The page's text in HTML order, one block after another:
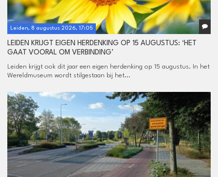
Leiden, 8 augustus 2026, 17:05
LEIDEN KRIJGT EIGEN HERDENKING OP 15 AUGUSTUS: ‘HET
GAAT VOORAL OM VERBINDING’
Leiden krijgt ook dit jaar een eigen herdenking op 15 augustus. In het
Wereldmuseum wordt stilgestaan bij het...